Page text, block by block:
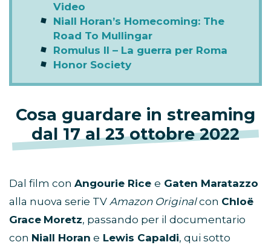
Video
Niall Horan’s Homecoming: The
Road To Mullingar
Romulus II – La guerra per Roma
Honor Society
Cosa guardare in streaming
dal 17 al 23 ottobre 2022
Dal film con Angourie Rice e Gaten Maratazzo
alla nuova serie TV Amazon Originalcon Chloë
Grace Moretz, passando per il documentario
con Niall Horan e Lewis Capaldi, qui sotto